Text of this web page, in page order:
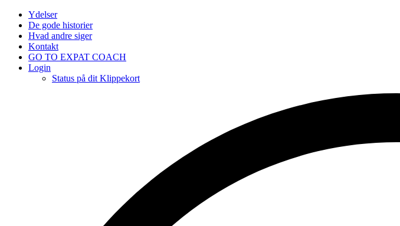
Ydelser
De gode historier
Hvad andre siger
Kontakt
GO TO EXPAT COACH
Login
Status på dit Klippekort